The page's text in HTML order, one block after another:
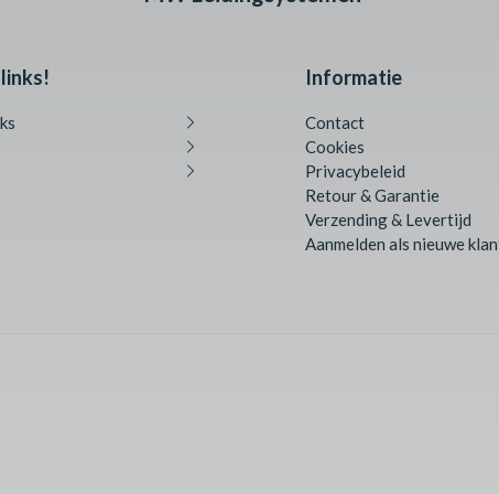
Informatie
Contact
Cookies
Privacybeleid
Retour & Garantie
Verzending & Levertijd
Aanmelden als nieuwe